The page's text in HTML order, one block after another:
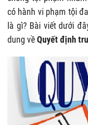
có hành vi phạm tội
là gì? Bài viết dưới
dung vềQuyết định